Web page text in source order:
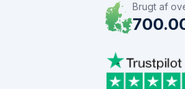
Brugt af